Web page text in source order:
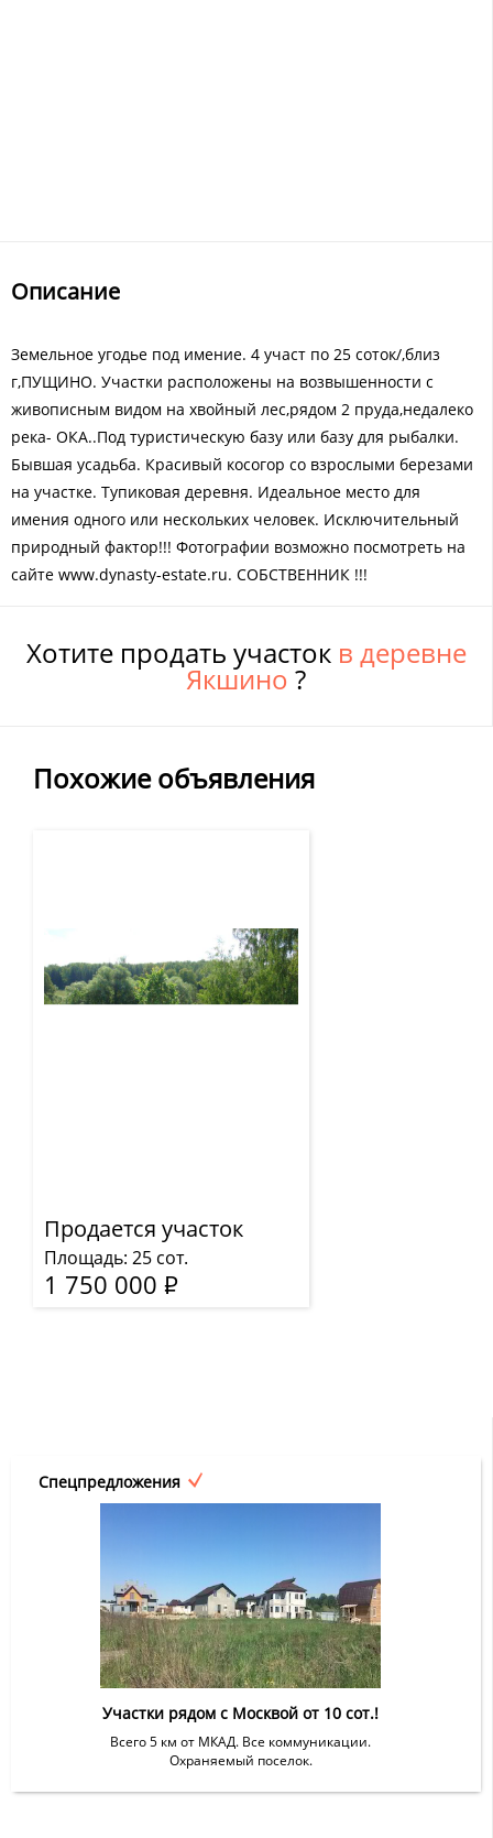
Описание
Земельное угодье под имение. 4 участ по 25 соток/,близ
г,ПУЩИНО. Участки расположены на возвышенности с
живописным видом на хвойный лес,рядом 2 пруда,недалеко
река- ОКА..Под туристическую базу или базу для рыбалки.
Бывшая усадьба. Красивый косогор со взрослыми березами
на участке. Тупиковая деревня. Идеальное место для
имения одного или нескольких человек. Исключительный
природный фактор!!! Фотографии возможно посмотреть на
сайте www.dynasty-estate.ru. СОБСТВЕННИК !!!
Похожие объявления
Продается участок
Площадь: 25 сот.
1 750 000 Р
Хотите продать участок в деревне
Якшино ?
Спецпредложения
Участки рядом с Москвой от 10 сот.!
Всего 5 км от МКАД. Все коммуникации.
Охраняемый поселок.